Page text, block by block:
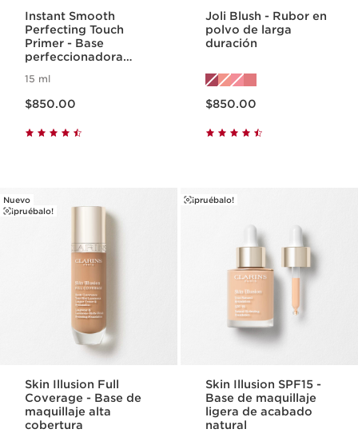
Instant Smooth
Perfecting Touch
Primer - Base
perfeccionadora
15 ml
$850.00
Joli Blush - Rubor en
polvo de larga
duración
$850.00
Nuevo
¡pruébalo!
Skin Illusion Full
Coverage - Base de
maquillaje alta
cobertura
¡pruébalo!
Skin Illusion SPF15 -
Base de maquillaje
ligera de acabado
natural